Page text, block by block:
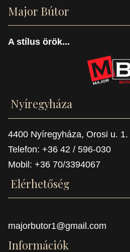
Major Bútor
A stílus örök...
Nyíregyháza
4400 Nyíregyháza, Orosi u. 1.
Telefon: +36 42 / 596-030
Mobil: +36 70/3394067
Elérhetőség
majorbutor1@gmail.com
Információk